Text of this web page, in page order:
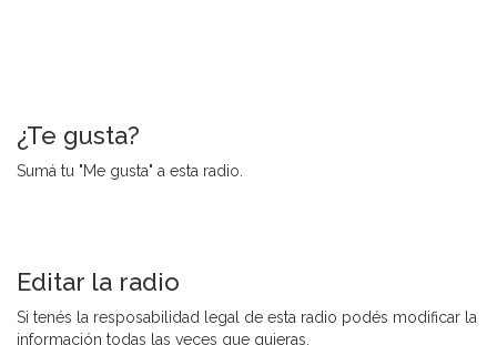
¿Te gusta?
Sumá tu "Me gusta" a esta radio.
Editar la radio
Si tenés la resposabilidad legal de esta radio podés modificar la
información todas las veces que quieras.